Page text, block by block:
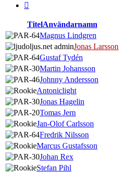
TitelAnvändarnamn
Magnus Lindgren
Jonas Larsson
Gustaf Tydén
Martin Johansson
Johnny Andersson
Antoniclight
Jonas Hagelin
Tomas Jern
Jan-Olof Carlsson
Fredrik Nilsson
Marcus Gustafsson
Johan Rex
Stefan Pihl